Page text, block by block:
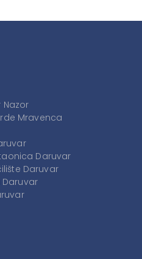
Nazor
Mravenca
Daruvar
Daruvar
Daruvar